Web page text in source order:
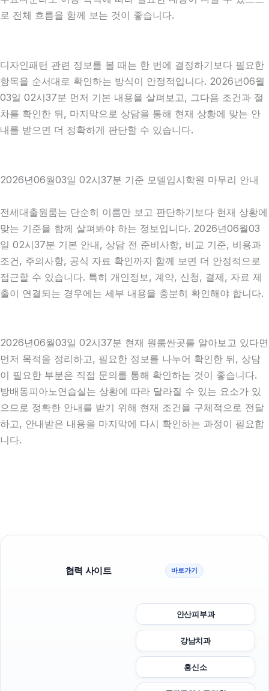
로 전체 흐름을 함께 보는 것이 좋습니다.
디자인패턴 관련 정보를 볼 때는 한 번에 결정하기보다 필요한
항목을 순서대로 확인하는 방식이 안정적입니다. 2026년06월
03일 02시37분 먼저 기본 내용을 살펴보고, 그다음 조건과 절
차를 확인한 뒤, 마지막으로 상담을 통해 현재 상황에 맞는 안
내를 받으면 더 정확하게 판단할 수 있습니다.
2026년06월03일 02시37분 기준 모델입시학원 마무리 안내
전세대출원룸는 단순히 이름만 보고 판단하기보다 현재 상황에
맞는 기준을 함께 살펴봐야 하는 정보입니다. 2026년06월03
일 02시37분 기본 안내, 상담 전 준비사항, 비교 기준, 비용과
조건, 주의사항, 공식 자료 확인까지 함께 보면 더 안정적으로
접근할 수 있습니다. 특히 개인정보, 계약, 신청, 결제, 자료 제
출이 연결되는 경우에는 세부 내용을 충분히 확인해야 합니다.
2026년06월03일 02시37분 현재 원룸싼곳를 알아보고 있다면
먼저 목적을 정리하고, 필요한 정보를 나누어 확인한 뒤, 상담
이 필요한 부분은 직접 문의를 통해 확인하는 것이 좋습니다.
방배동피아노연습실는 상황에 따라 달라질 수 있는 요소가 있
으므로 정확한 안내를 받기 위해 현재 조건을 구체적으로 전달
하고, 안내받은 내용을 마지막에 다시 확인하는 과정이 필요합
니다.
협력 사이트 바로가기
안산피부과
강남치과
흥신소